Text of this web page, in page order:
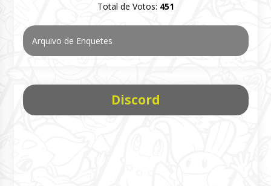
Total de Votos: 451
Arquivo de Enquetes
Discord